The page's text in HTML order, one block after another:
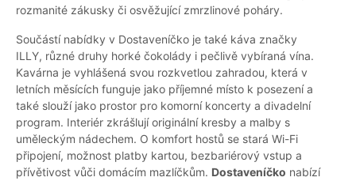
rozmanité zákusky či osvěžující zmrzlinové poháry.
Součástí nabídky v Dostaveníčko je také káva značky
ILLY, různé druhy horké čokolády i pečlivě vybíraná vína.
Kavárna je vyhlášená svou rozkvetlou zahradou, která v
letních měsících funguje jako příjemné místo k posezení a
také slouží jako prostor pro komorní koncerty a divadelní
program. Interiér zkrášlují originální kresby a malby s
uměleckým nádechem. O komfort hostů se stará Wi-Fi
připojení, možnost platby kartou, bezbariérový vstup a
přívětivost vůči domácím mazlíčkům. Dostaveníčko nabízí